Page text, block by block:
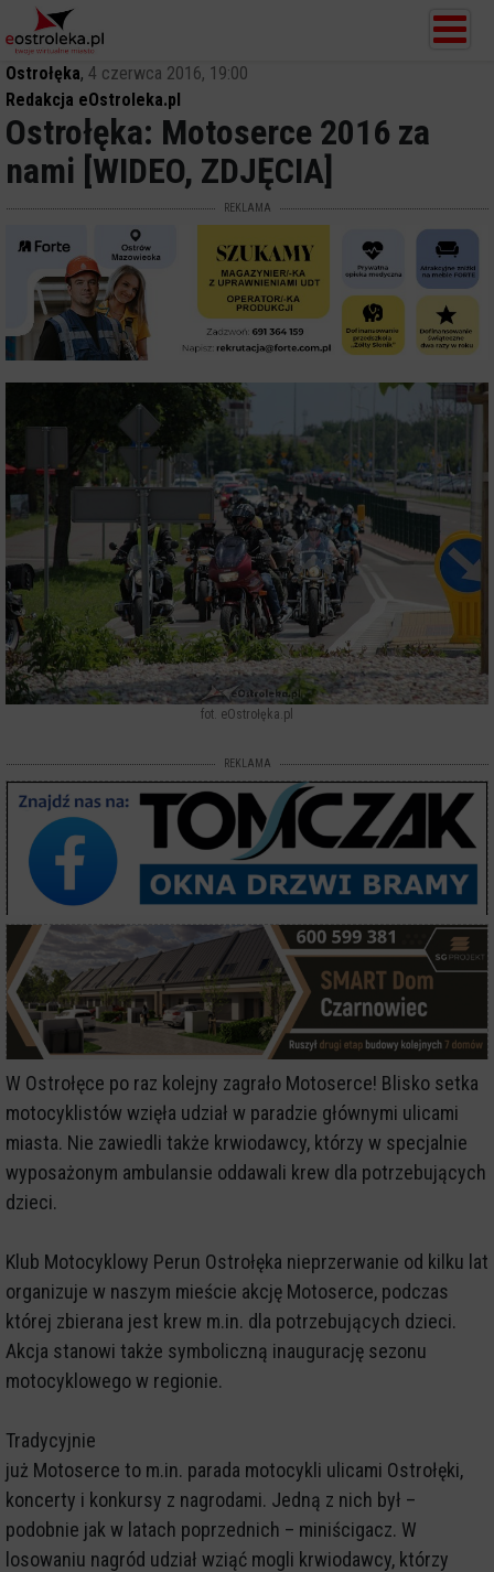
Ostrołęka, 4 czerwca 2016, 19:00
Redakcja eOstroleka.pl
Ostrołęka: Motoserce 2016 za
nami [WIDEO, ZDJĘCIA]
REKLAMA
fot. eOstrołęka.pl
REKLAMA
W Ostrołęce po raz kolejny zagrało Motoserce! Blisko setka
motocyklistów wzięła udział w paradzie głównymi ulicami
miasta. Nie zawiedli także krwiodawcy, którzy w specjalnie
wyposażonym ambulansie oddawali krew dla potrzebujących
dzieci.
Klub Motocyklowy Perun Ostrołęka nieprzerwanie od kilku lat
organizuje w naszym mieście akcję Motoserce, podczas
której zbierana jest krew m.in. dla potrzebujących dzieci.
Akcja stanowi także symboliczną inaugurację sezonu
motocyklowego w regionie.
Tradycyjnie
już Motoserce to m.in. parada motocykli ulicami Ostrołęki,
koncerty i konkursy z nagrodami. Jedną z nich był –
podobnie jak w latach poprzednich – miniścigacz. W
losowaniu nagród udział wziąć mogli krwiodawcy, którzy